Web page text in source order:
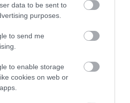
data to be sent to
purposes.
to send me
to enable storage
cookies on web or
a False Creek nevű
egy úszó éttermet az 1986-os
a rendezvénysorozat után
A
nevű épület azóta